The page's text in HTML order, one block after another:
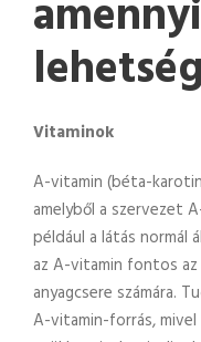
Vitaminok
A-vitamin (béta-
amelyből a szervezet
például a látás normál
az A-vitamin fontos
anyagcsere számára.
A-vitamin-forrás,